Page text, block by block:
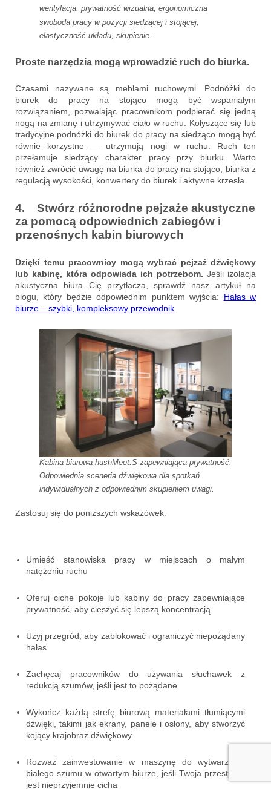
wentylacja, prywatność wizualna, ergonomiczna
swoboda pracy w pozycji siedzącej i stojącej,
elastyczność układu, skupienie.
Proste narzędzia mogą wprowadzić ruch do biurka.
Czasami nazywane są meblami ruchowymi. Podnóżki do
biurek do pracy na stojąco mogą być wspaniałym
rozwiązaniem, pozwalając pracownikom podpierać się jedną
nogą na zmianę i utrzymywać ciało w ruchu. Kołyszące się lub
tradycyjne podnóżki do biurek do pracy na siedząco mogą być
równie korzystne — utrzymują nogi w ruchu. Ruch ten
przełamuje siedzący charakter pracy przy biurku. Warto
również zwrócić uwagę na biurka do pracy na stojąco, biurka z
regulacją wysokości, konwertery do biurek i aktywne krzesła.
4. Stwórz różnorodne pejzaże akustyczne
za pomocą odpowiednich zabiegów i
przenośnych kabin biurowych
Dzięki temu pracownicy mogą wybrać pejzaż dźwiękowy
lub kabinę, która odpowiada ich potrzebom. Jeśli izolacja
akustyczna biura Cię przytłacza, sprawdź nasz artykuł na
blogu, który będzie odpowiednim punktem wyjścia: Hałas w
biurze – szybki, kompleksowy przewodnik.
Kabina biurowa hushMeet.S zapewniająca prywatność.
Odpowiednia sceneria dźwiękowa dla spotkań
indywidualnych z odpowiednim skupieniem uwagi.
Zastosuj się do poniższych wskazówek:
Umieść stanowiska pracy w miejscach o małym
natężeniu ruchu
Oferuj ciche pokoje lub kabiny do pracy zapewniające
prywatność, aby cieszyć się lepszą koncentracją
Użyj przegród, aby zablokować i ograniczyć niepożądany
hałas
Zachęcaj pracowników do używania słuchawek z
redukcją szumów, jeśli jest to pożądane
Wykończ każdą strefę biurową materiałami tłumiącymi
dźwięki, takimi jak ekrany, panele i osłony, aby stworzyć
kojący krajobraz dźwiękowy
Rozważ zainwestowanie w maszynę do wytwarzania
białego szumu w otwartym biurze, jeśli Twoja przestrzeń
jest nieprzyjemnie cicha